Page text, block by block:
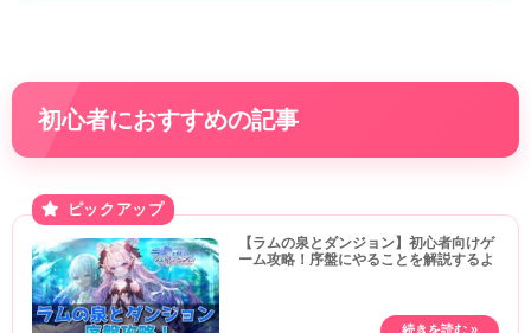
初心者におすすめの記事
【ラムの泉とダンジョン】初心者向けゲ
ーム攻略！序盤にやることを解説するよ